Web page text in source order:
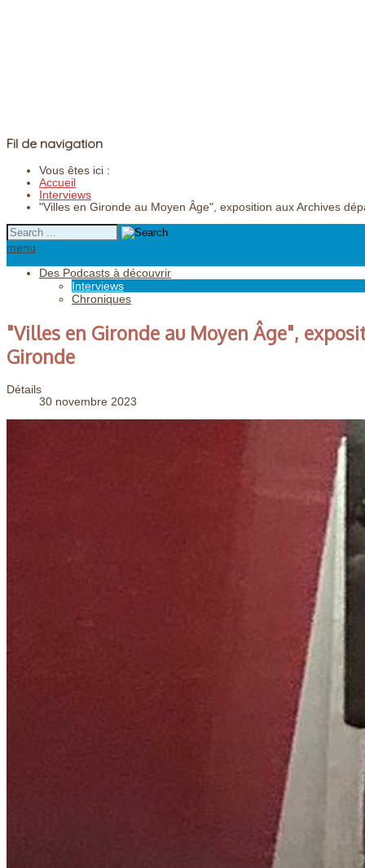
Fil de navigation
Vous êtes ici :
Accueil
Interviews
"Villes en Gironde au Moyen Âge", exposition aux Archives
menu
Des Podcasts à découvrir
Interviews
Chroniques
"Villes en Gironde au Moyen Âge",
Gironde
Détails
30 novembre 2023